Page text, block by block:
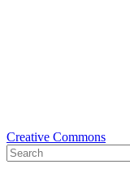
Creative Commons